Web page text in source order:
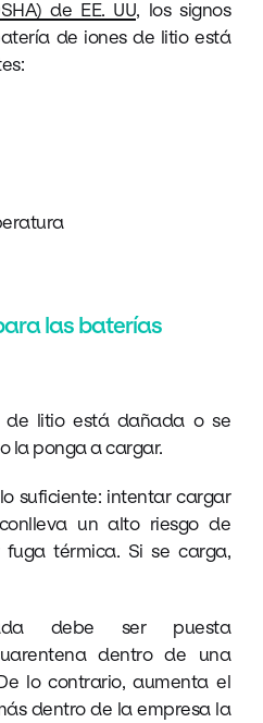
de EE. UU, los signos
de iones de litio está
las baterías
litio está dañada o se
la ponga a cargar.
suficiente: intentar cargar
un alto riesgo de
térmica. Si se carga,
debe ser puesta
dentro de una
lo contrario, aumenta el
dentro de la empresa la